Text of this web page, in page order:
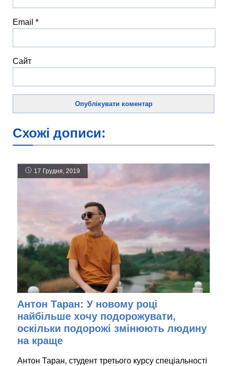
Email *
Сайт
Схожі дописи:
17 Грудня, 2019
Антон Таран: У новому році
найбільше хочу подорожувати,
оскільки подорожі змінюють людину
на краще
Антон Таран, студент третього курсу спеціальності